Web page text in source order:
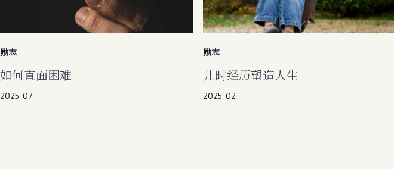
励志
如何直面困难
2025-07
励志
儿时经历塑造人生
2025-02